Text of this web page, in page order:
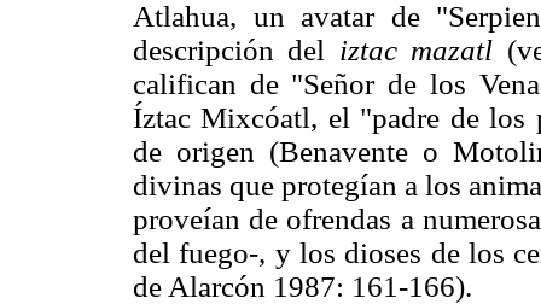
Atlahua, un avatar de
descripción del iztac mazatl
califican de "Señor de los
Íztac Mixcóatl, el "padre de
de origen (Benavente o
divinas que protegían a los
proveían de ofrendas a
del fuego-, y los dioses de los
de Alarcón 1987: 161-166).